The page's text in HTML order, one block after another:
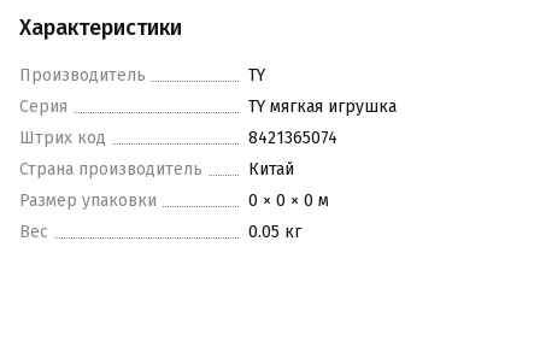
Характеристики
Производитель
TY
Серия
TY мягкая игрушка
Штрих код
8421365074
Страна производитель
Китай
Размер упаковки
0 × 0 × 0 м
Вес
0.05 кг